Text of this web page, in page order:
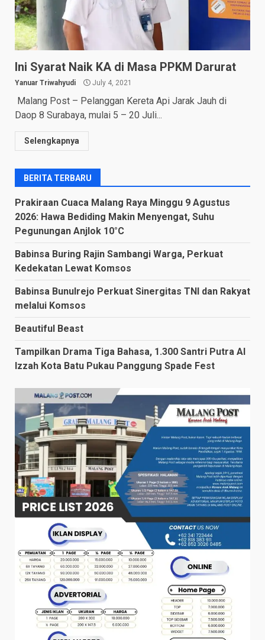
Ini Syarat Naik KA di Masa PPKM Darurat
Yanuar Triwahyudi July 4, 2021
Malang Post – Pelanggan Kereta Api Jarak Jauh di
Daop 8 Surabaya, mulai 5 – 20 Juli...
Selengkapnya
BERITA TERBARU
Prakiraan Cuaca Malang Raya Minggu 9 Agustus
2026: Hawa Bediding Makin Menyengat, Suhu
Pegunungan Anjlok 10°C
Babinsa Buring Rajin Sambangi Warga, Perkuat
Kedekatan Lewat Komsos
Babinsa Bunulrejo Perkuat Sinergitas TNI dan Rakyat
melalui Komsos
Beautiful Beast
Tampilkan Drama Tiga Bahasa, 1.300 Santri Putra Al
Izzah Kota Batu Pukau Panggung Spade Fest